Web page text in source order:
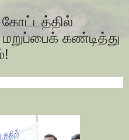
கண்டித்து